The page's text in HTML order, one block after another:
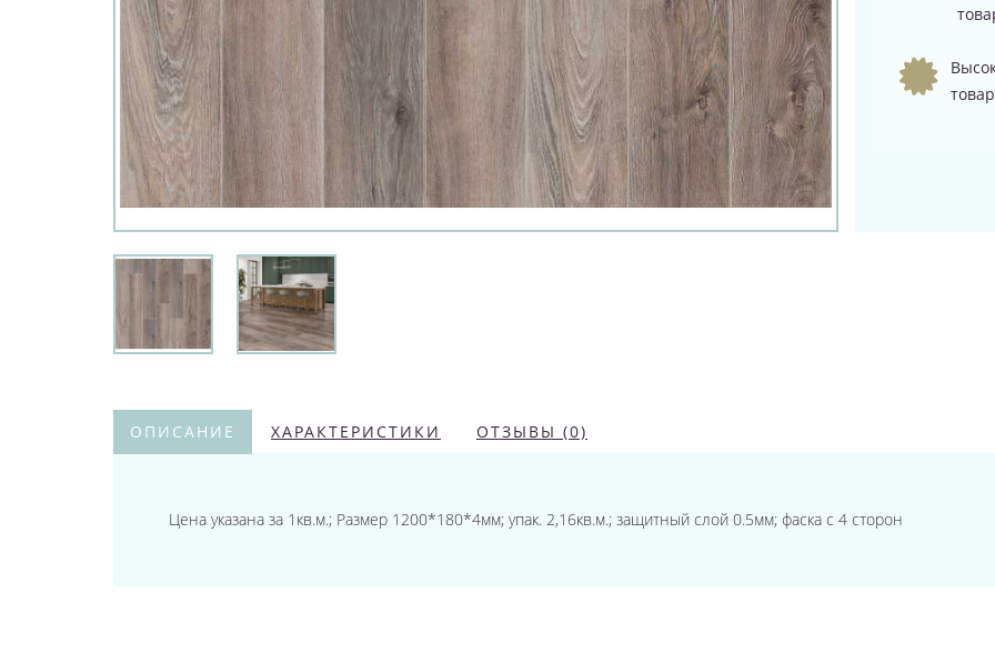
ОПИСАНИЕ ХАРАКТЕРИСТИКИ ОТЗЫВЫ (0)
Цена указана за 1кв.м.; Размер 1200*180*4мм; упак. 2,16кв.м.; защитный слой 0.5мм; фаска с 4 сторон